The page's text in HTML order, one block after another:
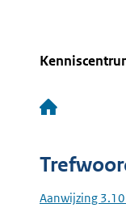
Aanwijzing